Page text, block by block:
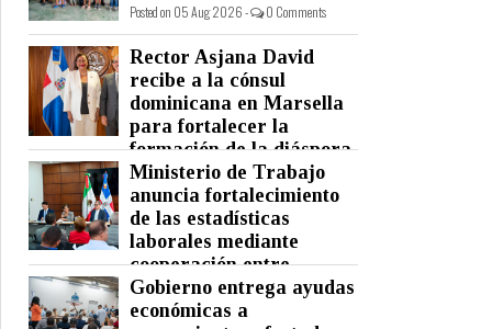
Posted on 05 Aug 2026 - 0 Comments
Rector Asjana David
recibe a la cónsul
dominicana en Marsella
para fortalecer la
formación de la diáspora
Posted on 05 Aug 2026 - 0 Comments
Ministerio de Trabajo
anuncia fortalecimiento
de las estadísticas
laborales mediante
cooperación entre
República Dominicana y México
Posted on 05 Aug 2026 - 0 Comments
Gobierno entrega ayudas
económicas a